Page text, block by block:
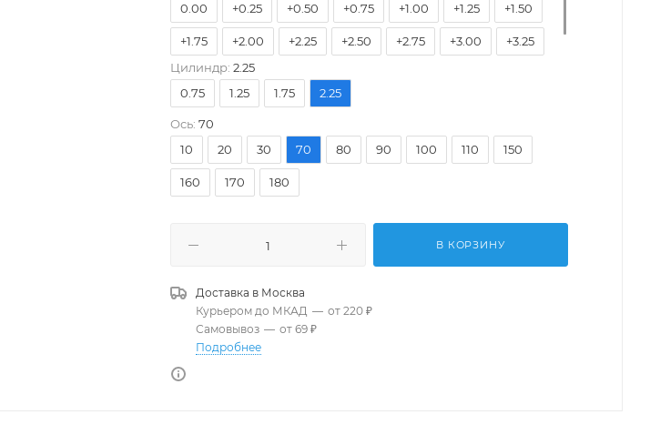
0.00 +0.25 +0.50 +0.75 +1.00 +1.25 +1.50
+1.75 +2.00 +2.25 +2.50 +2.75 +3.00 +3.25
+3.50 +3.75
Цилиндр: 2.25
0.75
1.25 1.75 2.25
Ось: 70
10
20 30 70 80 90 100 110 150
160 170 180
В КОРЗИНУ
Доставка в Москва
Курьером до МКАД — от 220 ₽
Самовывоз — от 69 ₽
Подробнее